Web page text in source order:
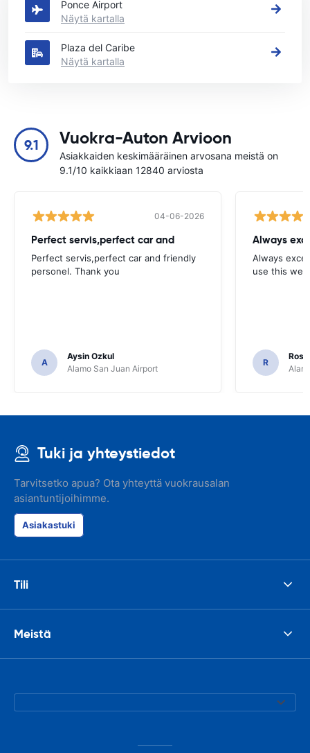
Ponce Airport
Näytä kartalla
Plaza del Caribe
Näytä kartalla
9.1 Vuokra-Auton Arvioon
Asiakkaiden keskimääräinen arvosana meistä on
9.1/10 kaikkiaan 12840 arviosta
04-06-2026
Perfect servis,perfect car and
Perfect servis,perfect car and friendly
personel. Thank you
A
Aysin Ozkul
Alamo San Juan Airport
Always
Always
use this
R
Tuki ja yhteystiedot
Tarvitsetko apua? Ota yhteyttä vuokrausalan
asiantuntijoihimme.
Asiakastuki
Tili
Meistä